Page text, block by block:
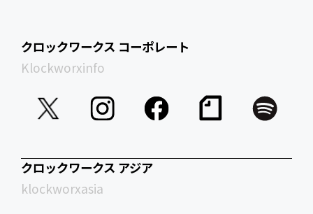
クロックワークス コーポレート
Klockworxinfo
クロックワークス アジア
klockworxasia